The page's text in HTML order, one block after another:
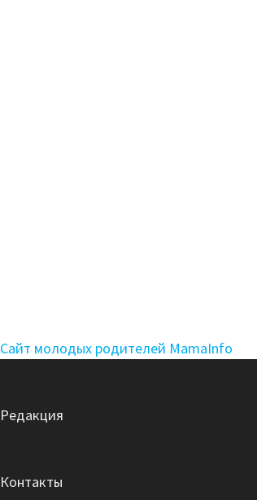
Сайт молодых родителей MamaInfo
Редакция
Контакты